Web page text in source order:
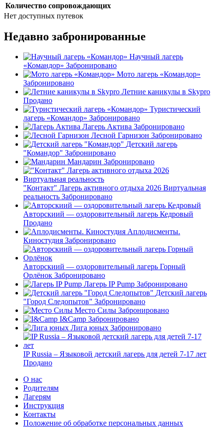
Количество сопровождающих
Нет доступных путевок
Недавно забронированные
Научный лагерь
«Командор» Забронировано
Мото лагерь «Командор»
Забронировано
Летние каникулы в Skypro
Продано
Туристический
лагерь «Командор» Забронировано
Лагерь Актива Забронировано
Лесной Гарнизон Забронировано
Детский лагерь
"Командор" Забронировано
Мандарин Забронировано
"Контакт" Лагерь активного отдыха 2026 Виртуальная
реальность Забронировано
Авторскиий — оздоровительный лагерь Кедровый
Продано
Аплодисменты.
Киностудия Забронировано
Авторскиий — оздоровительный лагерь Горный
Орлёнок Забронировано
Лагерь IP Pump Забронировано
Детский лагерь
"Город Следопытов" Забронировано
Место Силы Забронировано
I&Camp Забронировано
Лига юных Забронировано
IP Russia – Языковой детский лагерь для детей 7-17 лет
Продано
О нас
Родителям
Лагерям
Инструкция
Контакты
Положение об обработке персональных данных